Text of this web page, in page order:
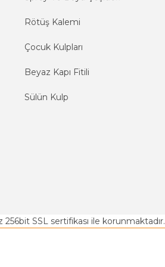
Rötüş Kalemi
Çocuk Kulpları
Beyaz Kapı Fitili
Sülün Kulp
256bit SSL sertifikası ile korunmaktadır.